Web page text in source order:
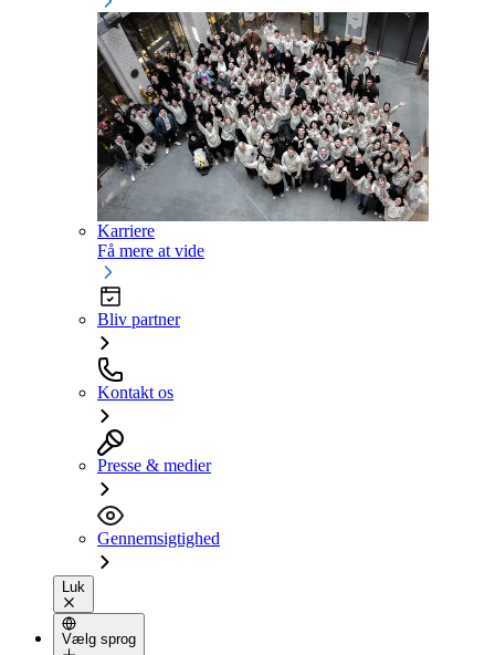
Karriere
Få mere at vide
Bliv partner
Kontakt os
Presse & medier
Gennemsigtighed
Luk
Vælg sprog